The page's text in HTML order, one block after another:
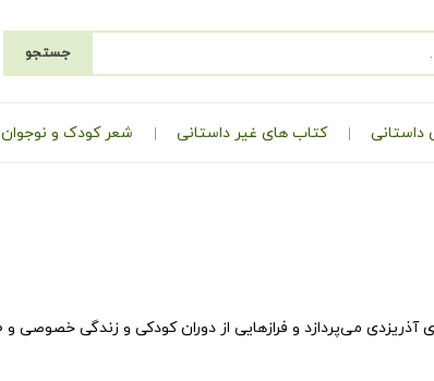
جستجو
داستانی کتاب های غیر داستانی شعر کودک و نوجوان
و فرازهایی از دوران کودکی و زندگی خصوصی و ۵۰ سال فعالیت فرهنگی‌اش را به تصویر می‌کشد.